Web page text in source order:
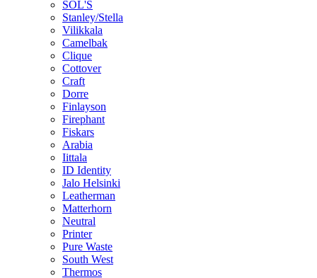
SOL'S
Stanley/Stella
Vilikkala
Camelbak
Clique
Cottover
Craft
Dorre
Finlayson
Firephant
Fiskars
Arabia
Iittala
ID Identity
Jalo Helsinki
Leatherman
Matterhorn
Neutral
Printer
Pure Waste
South West
Thermos